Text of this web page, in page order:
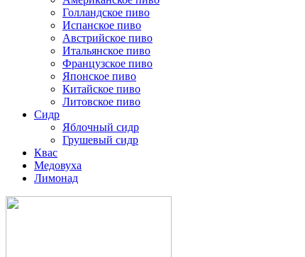
Голландское пиво
Испанское пиво
Австрийское пиво
Итальянское пиво
Французское пиво
Японское пиво
Китайское пиво
Литовское пиво
Сидр
Яблочный сидр
Грушевый сидр
Квас
Медовуха
Лимонад